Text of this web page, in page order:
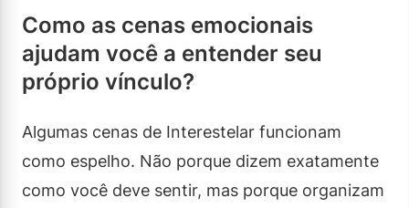
Como as cenas emocionais
ajudam você a entender seu
próprio vínculo?
Algumas cenas de Interestelar funcionam
como espelho. Não porque dizem exatamente
como você deve sentir, mas porque organizam